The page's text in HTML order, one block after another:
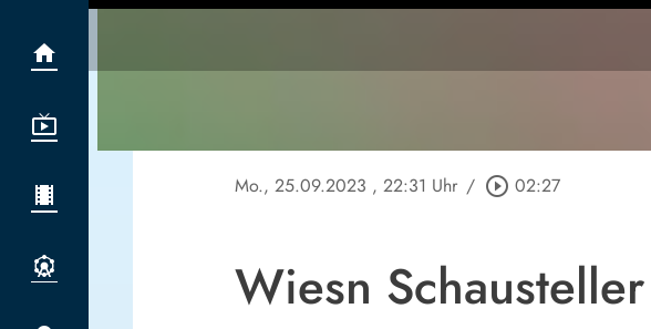
Mo., 25.09.2023 , 22:31 Uhr / play_circle_outline 02:27
Wiesn